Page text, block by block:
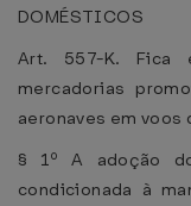
DOMÉSTICOS
Art. 557-K. Fica
mercadorias
aeronaves em
§ 1º A adoção
condicionada à